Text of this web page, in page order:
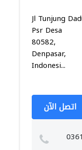
Jl Tunjung
Psr Desa
80582,
Denpasar,
Indonesi...
اتصل الآن